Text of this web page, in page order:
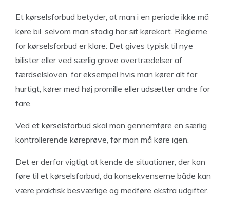
Et kørselsforbud betyder, at man i en periode ikke må
køre bil, selvom man stadig har sit kørekort. Reglerne
for kørselsforbud er klare: Det gives typisk til nye
bilister eller ved særlig grove overtrædelser af
færdselsloven, for eksempel hvis man kører alt for
hurtigt, kører med høj promille eller udsætter andre for
fare.
Ved et kørselsforbud skal man gennemføre en særlig
kontrollerende køreprøve, før man må køre igen.
Det er derfor vigtigt at kende de situationer, der kan
føre til et kørselsforbud, da konsekvenserne både kan
være praktisk besværlige og medføre ekstra udgifter.